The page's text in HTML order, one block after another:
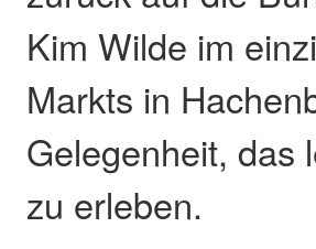
Kim Wilde im
Markts in
Gelegenheit, das
zu erleben.